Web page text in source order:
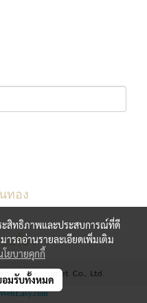
ทอง
ปรี้ยว
Developmet Co., Ltd.
ะสิทธิภาพและประสบการณ์ที่ดี
ารถอ่านรายละเอียดเพิ่มเติม
โยบายคุกกี้
อมรับทั้งหมด